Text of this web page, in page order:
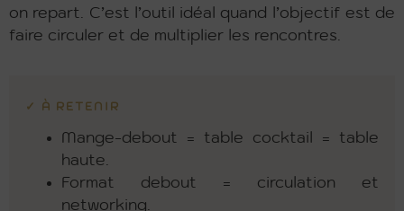
on repart. C’est l’outil idéal quand l’objectif est de
faire circuler et de multiplier les rencontres.
✓ À RETENIR
Mange-debout = table cocktail = table
haute.
Format debout = circulation et
networking.